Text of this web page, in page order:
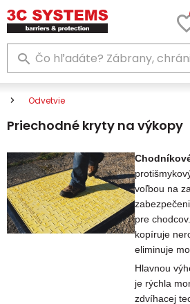
Odvetvie
Priechodné kryty na výkopy
voľbou na
pre
kopíruje
eliminuje
Hlavnou
je rýchla
zdvíhacej